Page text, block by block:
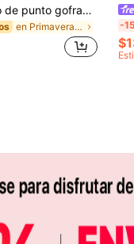
Camiseta polo de punto gofrado de unicolor minimalista casual para hombres, para uso diario
en Primavera/Verano/Otoño Polos para hombre -